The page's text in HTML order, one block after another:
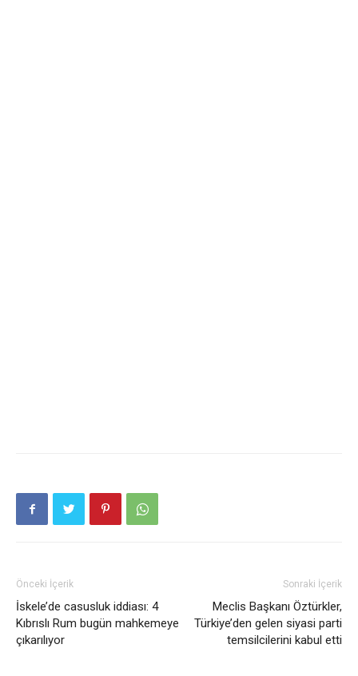
Önceki İçerik
İskele’de casusluk iddiası: 4
Kıbrıslı Rum bugün mahkemeye
çıkarılıyor
Sonraki İçerik
Meclis Başkanı Öztürkler,
Türkiye’den gelen siyasi parti
temsilcilerini kabul etti